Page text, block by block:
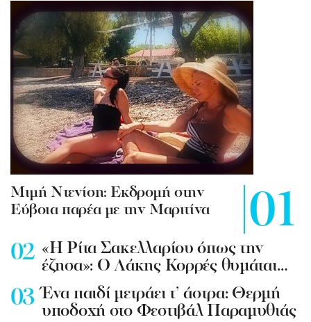
Mιμή Ντενίση: Εκδρομή στην
Εύβοια παρέα με την Μαριτίνα
«Η Ρίτα Σακελλαρίου όπως την
έζησα»: Ο Λάκης Κορρές θυμάται…
Ένα παιδί μετράει τ’ άστρα: Θερμή
υποδοχή στο Φεστιβάλ Παραμυθιάς